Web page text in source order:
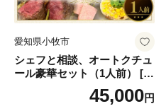
愛知県小牧市
シェフと相談、オートクチュ
ール豪華セット（1人前） [04
45,000円